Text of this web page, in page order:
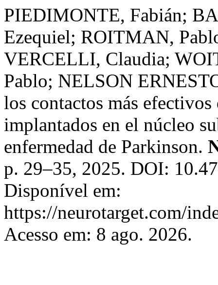
PIEDIMONTE, Fabián;
Ezequiel; ROITMAN,
VERCELLI, Claudia;
Pablo; NELSON
los contactos más
implantados en el núcleo
enfermedad de Parkinson.
p. 29–35, 2025. DOI:
Disponível em:
https://neurotarget.com/
Acesso em: 8 ago. 2026.